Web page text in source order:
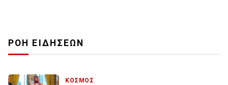
ΡΟΗ ΕΙΔΗΣΕΩΝ
ΚΟΣΜΟΣ